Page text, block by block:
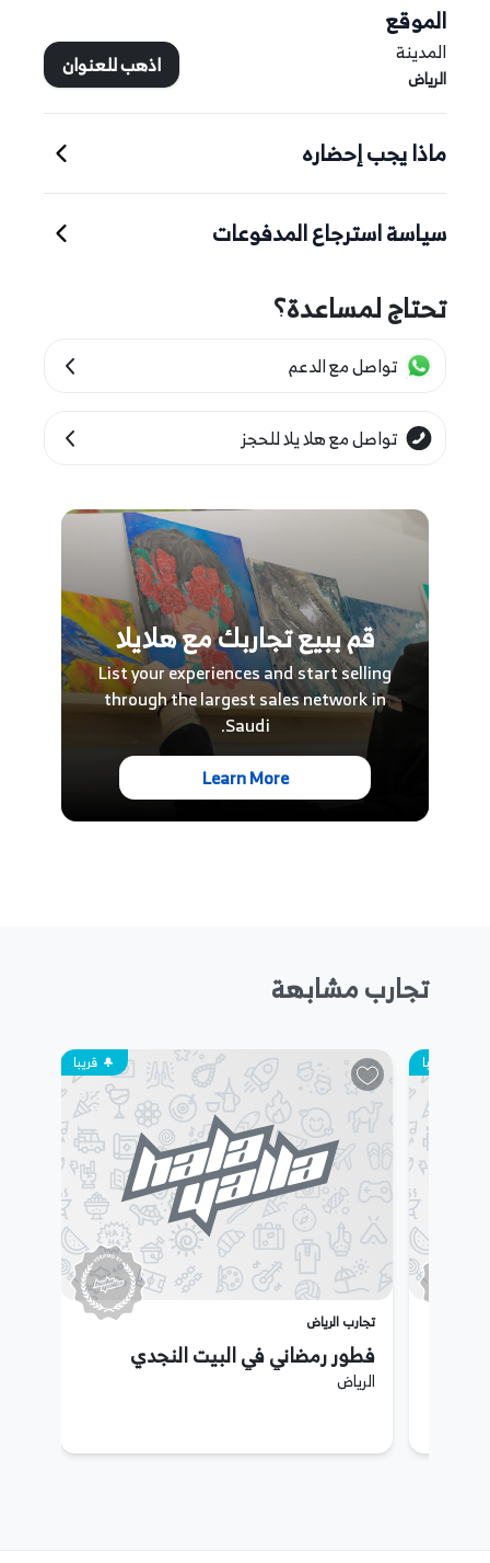
الموقع
المدينة
الرياض اذهب للعنوان
ماذا يجب إحضاره
سياسة استرجاع المدفوعات
تحتاج لمساعدة؟
تواصل مع الدعم
تواصل مع هلا يلا للحجز
قم ببيع تجاربك مع هلايلا
List your experiences and start selling
through the largest sales network in
Saudi.
Learn More
تجارب مشابهة
قريبا قريبا
تجارب الرياض
فطور رمضاني في البيت النجدي
الرياض